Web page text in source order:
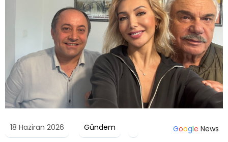
18 Haziran 2026 Gündem Google News